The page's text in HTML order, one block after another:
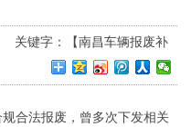
键字：【南昌车辆报废补
合法报废，曾多次下发相关